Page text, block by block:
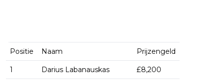
Positie Naam Prijzengeld
1 Darius Labanauskas £8,200